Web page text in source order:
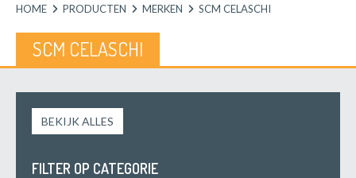
HOME
PRODUCTEN MERKEN SCM CELASCHI
SCM CELASCHI
BEKIJK ALLES
FILTER OP CATEGORIE